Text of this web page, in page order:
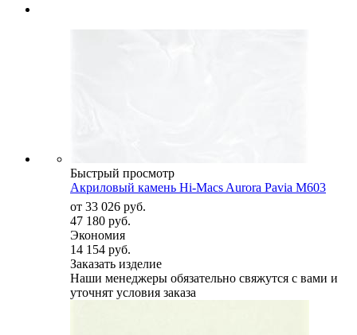
Быстрый просмотр
Акриловый камень Hi-Macs Aurora Pavia M603
от 33 026 руб.
47 180 руб.
Экономия
14 154 руб.
Заказать изделие
Наши менеджеры обязательно свяжутся с вами и
уточнят условия заказа